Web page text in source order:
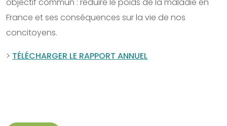
France et ses conséquences sur la vie de nos
concitoyens.
> TÉLÉCHARGER LE RAPPORT ANNUEL